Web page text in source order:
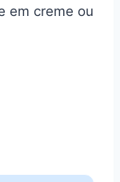
em creme ou